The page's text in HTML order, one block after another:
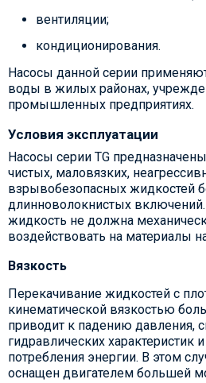
вентиляции;
кондиционирования.
Насосы данной серии
воды в жилых районах,
промышленных предприятиях.
Условия эксплуатации
Насосы серии TG
чистых, маловязких,
взрывобезопасных жидкостей
длинноволокнистых
жидкость не должна
воздействовать на материалы
Вязкость
Перекачивание жидкостей с
кинематической вязкостью
приводит к падению давления,
гидравлических характеристик
потребления энергии. В этом
оснащен двигателем большей